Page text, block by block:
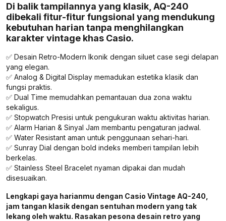
Di balik tampilannya yang klasik, AQ-240
dibekali fitur-fitur fungsional yang mendukung
kebutuhan harian tanpa menghilangkan
karakter vintage khas Casio.
✅ Desain Retro-Modern Ikonik dengan siluet case segi delapan
yang elegan.
✅ Analog & Digital Display memadukan estetika klasik dan
fungsi praktis.
✅ Dual Time memudahkan pemantauan dua zona waktu
sekaligus.
✅ Stopwatch Presisi untuk pengukuran waktu aktivitas harian.
✅ Alarm Harian & Sinyal Jam membantu pengaturan jadwal.
✅ Water Resistant aman untuk penggunaan sehari-hari.
✅ Sunray Dial dengan bold indeks memberi tampilan lebih
berkelas.
✅ Stainless Steel Bracelet nyaman dipakai dan mudah
disesuaikan.
Lengkapi gaya harianmu dengan Casio Vintage AQ-240,
jam tangan klasik dengan sentuhan modern yang tak
lekang oleh waktu. Rasakan pesona desain retro yang